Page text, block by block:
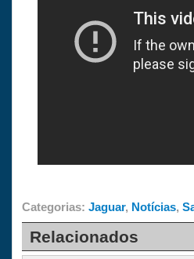
Categorias: Jaguar, Notícias,
Relacionados